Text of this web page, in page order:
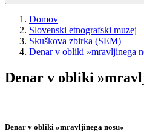
Domov
Slovenski etnografski muzej
Skuškova zbirka (SEM)
Denar v obliki »mravljinega
Denar v obliki
Denar v obliki »mravljinega nosu«